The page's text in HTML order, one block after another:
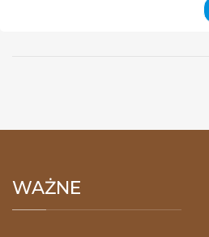
WAŻNE